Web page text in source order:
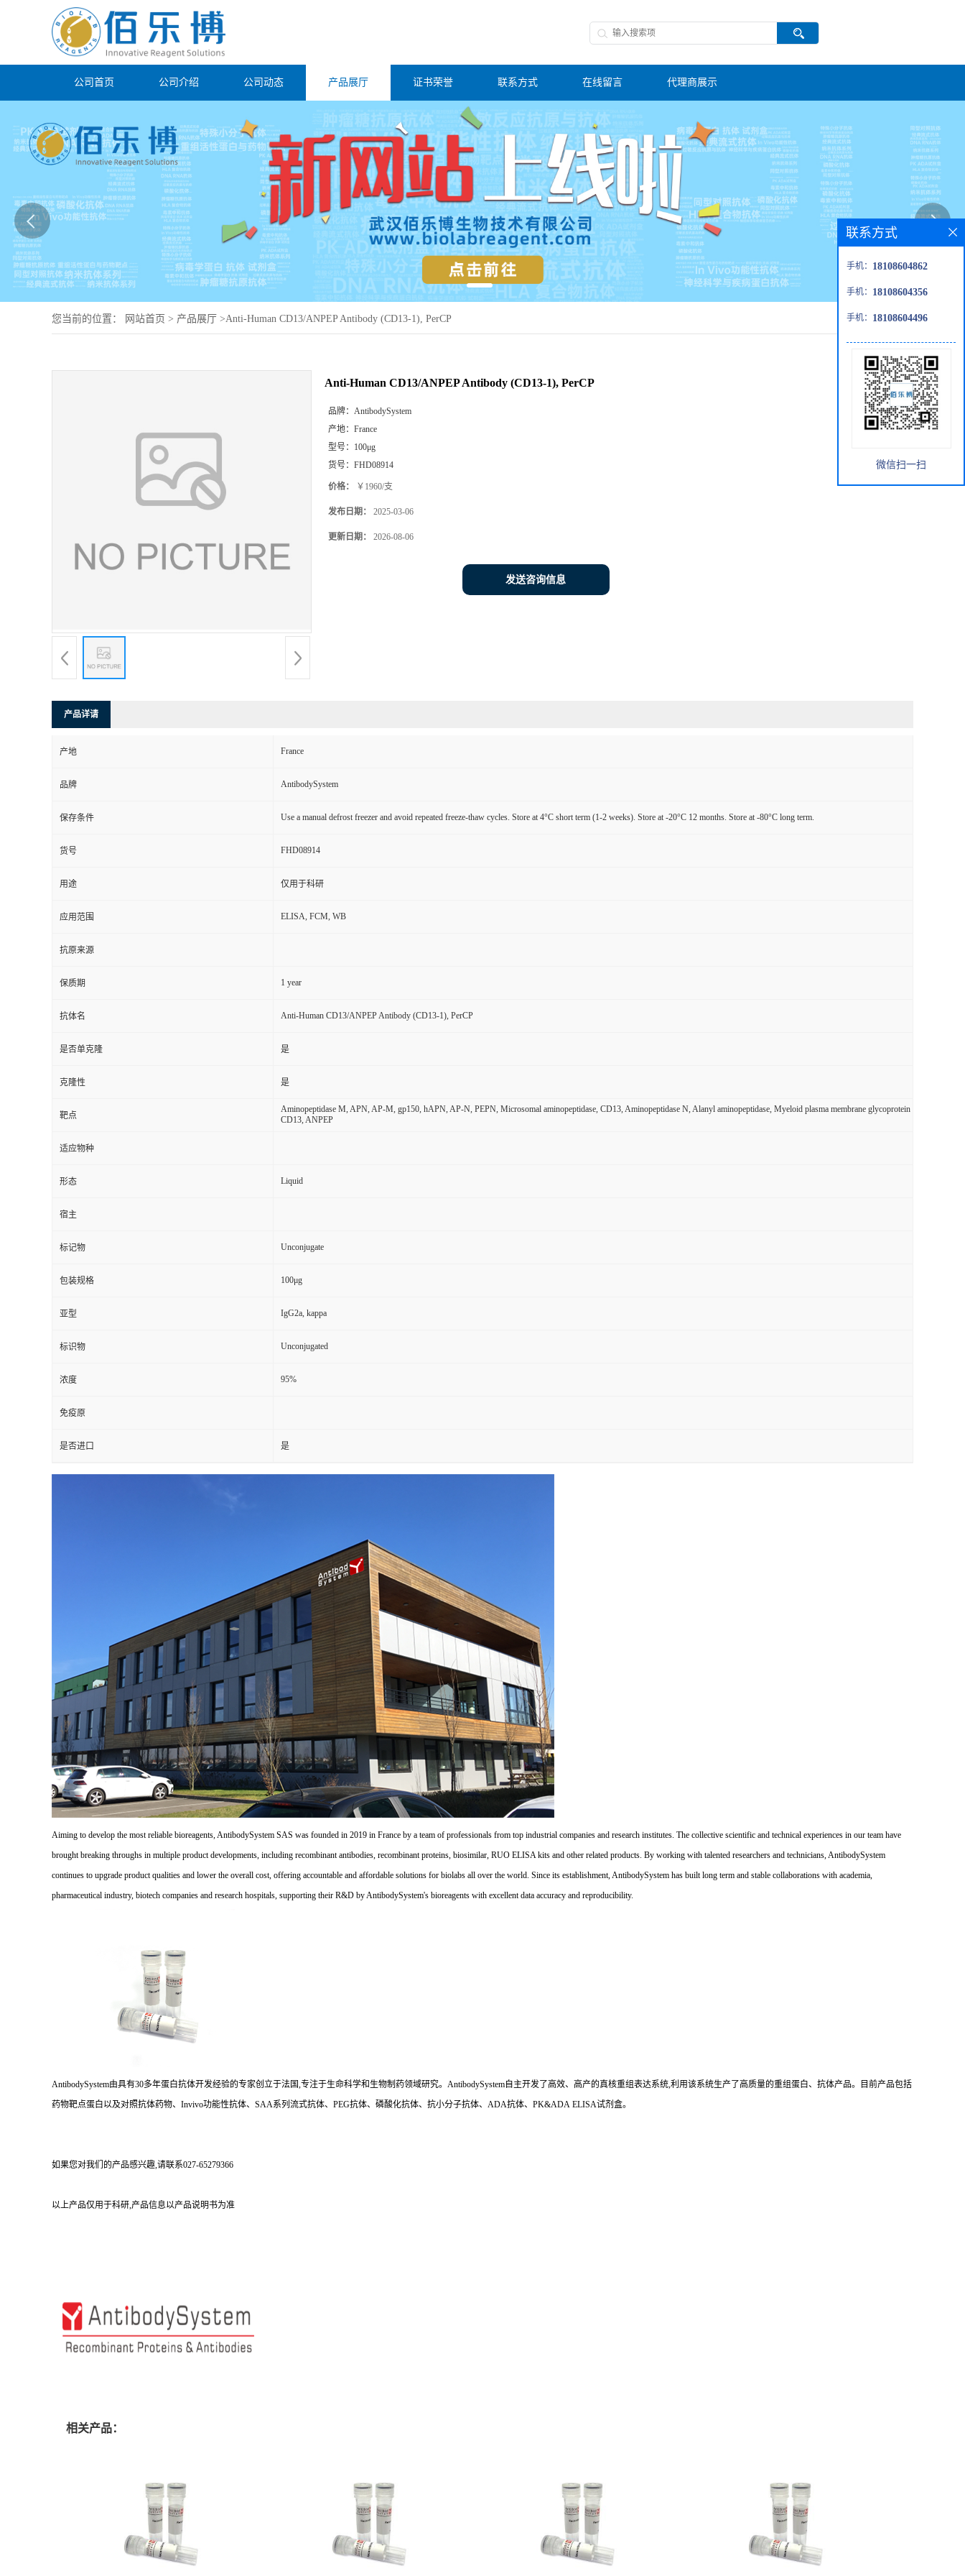
公司首页 公司介绍 公司动态 产品展厅 证书荣誉 联系方式 在线留言 代理商展示
您当前的位置： 网站首页 > 产品展厅 >Anti-Human CD13/ANPEP Antibody (CD13-1), PerCP
Anti-Human CD13/ANPEP Antibody (CD13-1), PerCP
品牌： AntibodySystem
产地： France
型号： 100μg
货号： FHD08914
价格： ￥1960/支
发布日期： 2025-03-06
更新日期： 2026-08-06
发送咨询信息
产品详请
产地 France
品牌 AntibodySystem
保存条件 Use a manual defrost freezer and avoid repeated freeze-thaw cycles. Store at 4°C short term (1-2 weeks). Store at -20°C 12 months. Store at -80°C long term.
货号 FHD08914
用途 仅用于科研
应用范围 ELISA, FCM, WB
抗原来源
保质期 1 year
抗体名 Anti-Human CD13/ANPEP Antibody (CD13-1), PerCP
是否单克隆 是
克隆性 是
靶点
Aminopeptidase M, APN, AP-M, gp150, hAPN, AP-N, PEPN, Microsomal aminopeptidase, CD13, Aminopeptidase N, Alanyl aminopeptidase, Myeloid plasma membrane glycoprotein
CD13, ANPEP
适应物种
形态 Liquid
宿主
标记物 Unconjugate
包装规格 100μg
亚型 IgG2a, kappa
标识物 Unconjugated
浓度 95%
免疫原
是否进口 是
Aiming to develop the most reliable bioreagents, AntibodySystem SAS was founded in 2019 in France by a team of professionals from top industrial companies and research institutes. The collective scientific and technical experiences in our team have
brought breaking throughs in multiple product developments, including recombinant antibodies, recombinant proteins, biosimilar, RUO ELISA kits and other related products. By working with talented researchers and technicians, AntibodySystem
continues to upgrade product qualities and lower the overall cost, offering accountable and affordable solutions for biolabs all over the world. Since its establishment, AntibodySystem has built long term and stable collaborations with academia,
pharmaceutical industry, biotech companies and research hospitals, supporting their R&D by AntibodySystem's bioreagents with excellent data accuracy and reproducibility.
AntibodySystem由具有30多年蛋白抗体开发经验的专家创立于法国,专注于生命科学和生物制药领域研究。AntibodySystem自主开发了高效、高产的真核重组表达系统,利用该系统生产了高质量的重组蛋白、抗体产品。目前产品包括
药物靶点蛋白以及对照抗体药物、Invivo功能性抗体、SAA系列流式抗体、PEG抗体、磷酸化抗体、抗小分子抗体、ADA抗体、PK&ADA ELISA试剂盒。
如果您对我们的产品感兴趣,请联系027-65279366
以上产品仅用于科研,产品信息以产品说明书为准
相关产品：
联系方式
手机： 18108604862
手机： 18108604356
手机： 18108604496
微信扫一扫